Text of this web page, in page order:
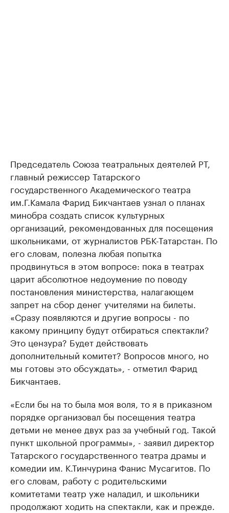
Председатель Союза театральных деятелей РТ,
главный режиссер Татарского
государственного Академического театра
им.Г.Камала Фарид Бикчантаев узнал о планах
минобра создать список культурных
организаций, рекомендованных для посещения
школьниками, от журналистов РБК-Татарстан. По
его словам, полезна любая попытка
продвинуться в этом вопросе: пока в театрах
царит абсолютное недоумение по поводу
постановления министерства, налагающем
запрет на сбор денег учителями на билеты.
«Сразу появляются и другие вопросы - по
какому принципу будут отбираться спектакли?
Это цензура? Будет действовать
дополнительный комитет? Вопросов много, но
мы готовы это обсуждать», - отметил Фарид
Бикчантаев.
«Если бы на то была моя воля, то я в приказном
порядке организовал бы посещения театра
детьми не менее двух раз за учебный год. Такой
пункт школьной программы», - заявил директор
Татарского государственного театра драмы и
комедии им. К.Тинчурина Фанис Мусагитов. По
его словам, работу с родительскими
комитетами театр уже наладил, и школьники
продолжают ходить на спектакли, как и прежде.